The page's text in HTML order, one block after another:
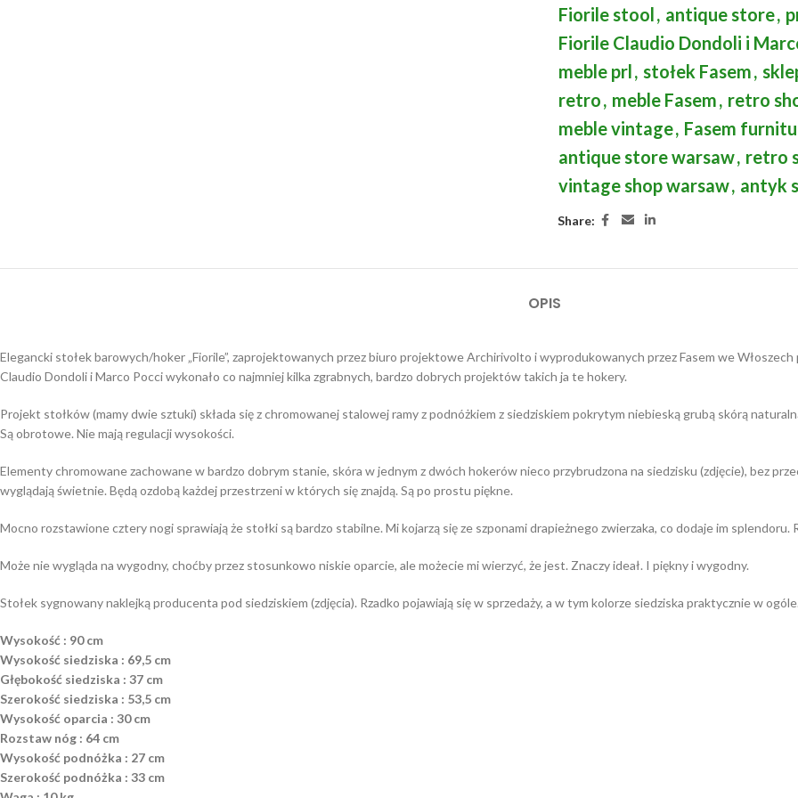
Fiorile stool, antique store,
Fiorile Claudio Dondoli i
meble prl, stołek Fasem,
retro, meble Fasem, retro
meble vintage, Fasem
antique store warsaw, retro
vintage shop warsaw, antyk
Share:
OPIS
Elegancki stołek barowych/hoker „Fiorile”, zaprojektowanych przez biuro projektowe Archirivolto i wyprodukowanych przez Fasem we
Claudio Dondoli i Marco Pocci wykonało co najmniej kilka zgrabnych, bardzo dobrych projektów takich ja te hokery.
Projekt stołków (mamy dwie sztuki) składa się z chromowanej stalowej ramy z podnóżkiem z siedziskiem pokrytym niebieską grubą skórą
Są obrotowe. Nie mają regulacji wysokości.
Elementy chromowane zachowane w bardzo dobrym stanie, skóra w jednym z dwóch hokerów nieco przybrudzona na siedzisku (zdjęcie), bez
wyglądają świetnie. Będą ozdobą każdej przestrzeni w których się znajdą. Są po prostu piękne.
Mocno rozstawione cztery nogi sprawiają że stołki są bardzo stabilne. Mi kojarzą się ze szponami drapieżnego zwierzaka, co dodaje im
Może nie wygląda na wygodny, choćby przez stosunkowo niskie oparcie, ale możecie mi wierzyć, że jest. Znaczy ideał. I piękny i wygodny.
Stołek sygnowany naklejką producenta pod siedziskiem (zdjęcia). Rzadko pojawiają się w sprzedaży, a w tym kolorze siedziska praktycznie w
Wysokość : 90 cm
Wysokość siedziska : 69,5 cm
Głębokość siedziska : 37 cm
Szerokość siedziska : 53,5 cm
Wysokość oparcia : 30 cm
Rozstaw nóg : 64 cm
Wysokość podnóżka : 27 cm
Szerokość podnóżka : 33 cm